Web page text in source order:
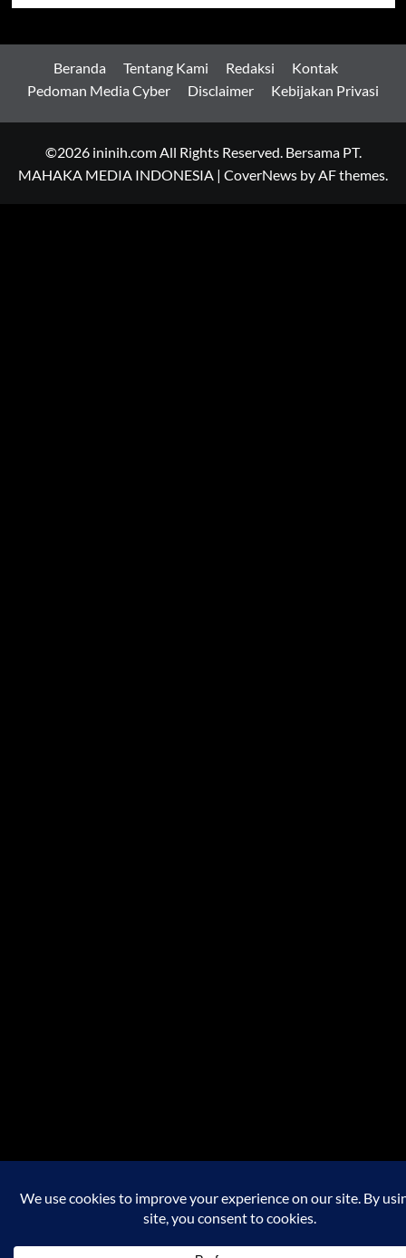
Beranda Tentang Kami Redaksi
Kontak
Pedoman Media Cyber
Disclaimer Kebijakan Privasi
©2026 ininih.com All Rights Reserved. Bersama PT.
MAHAKA MEDIA INDONESIA | CoverNews by AF themes.